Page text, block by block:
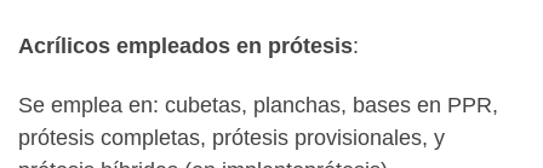
Acrílicos empleados en prótesis:
Se emplea en: cubetas, planchas, bases en PPR,
prótesis completas, prótesis provisionales, y